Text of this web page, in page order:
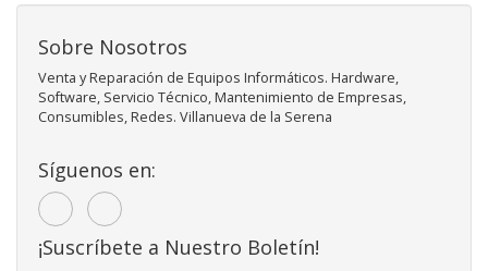
Sobre Nosotros
Venta y Reparación de Equipos Informáticos. Hardware,
Software, Servicio Técnico, Mantenimiento de Empresas,
Consumibles, Redes. Villanueva de la Serena
Síguenos en:
¡Suscríbete a Nuestro Boletín!